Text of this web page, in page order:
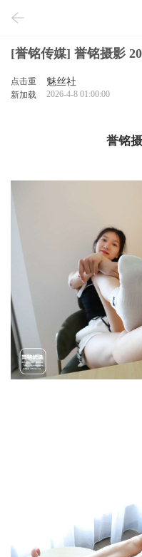
[誉铭传媒] 誉铭摄影
点击重
新加载
魅丝社
2026-4-8 01:00:00
誉铭